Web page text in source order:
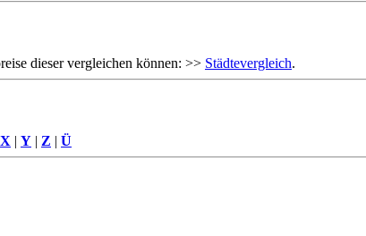
dieser vergleichen können: >> Städtevergleich.
X Y Z Ü